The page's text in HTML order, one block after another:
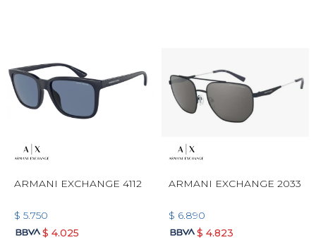
ARMANI EXCHANGE 4112
$ 5.750
$ 4.025
ARMANI EXCHANGE 2033
$ 6.890
$ 4.823